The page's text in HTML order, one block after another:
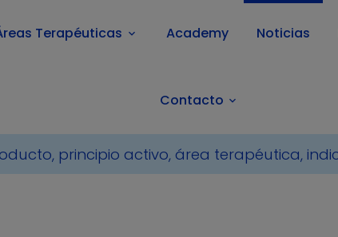
Terapéuticas keyboard_arrow_down Academy Noticias
Contacto keyboard_arrow_down